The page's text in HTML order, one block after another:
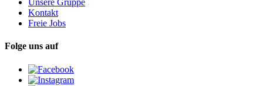
Unsere Gruppe
Kontakt
Freie Jobs
Folge uns auf